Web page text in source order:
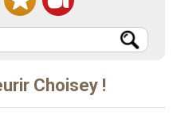
Choisey !